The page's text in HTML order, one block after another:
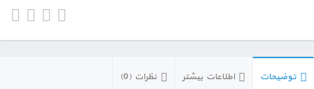
توضیحات اطلاعات بیشتر نظرات (0)